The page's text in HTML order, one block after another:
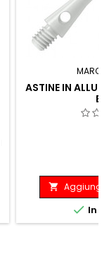
ASTINE IN
 Aggiungi
 In